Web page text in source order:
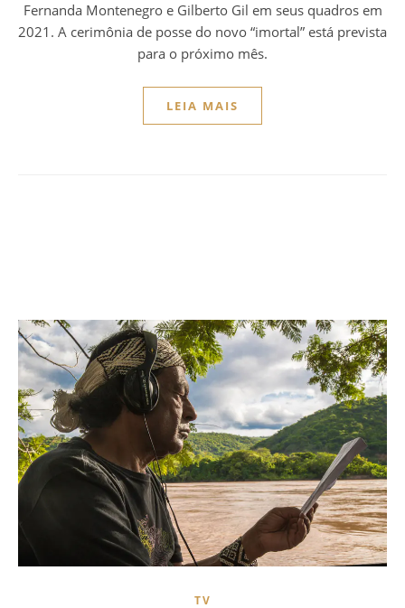
Fernanda Montenegro e Gilberto Gil em seus quadros em
2021. A cerimônia de posse do novo “imortal” está prevista
para o próximo mês.
LEIA MAIS
TV